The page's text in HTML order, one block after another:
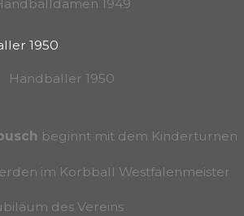
1949
Handballer 1950
beginnt mit dem Kinderturnen
im Korbball Westfalenmeister
des Vereins